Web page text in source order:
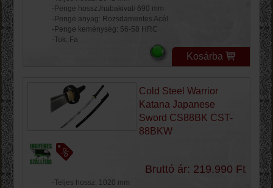
-Penge hossz:/habakival/ 690 mm
-Penge anyag: Rozsdamentes Acél
-Penge keménység: 56-58 HRC
-Tok: Fa
Kosárba
Cold Steel Warrior
Katana Japanese
Sword CS88BK CST-
88BKW
Bruttó ár: 219.990 Ft
-Teljes hossz: 1020 mm